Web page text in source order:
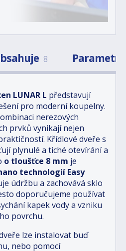
8 Parametry
LUNAR L představují
pro moderní koupelny.
nerezových
prvků vynikají nejen
Křídlové dveře s
plynulé a tiché otevírání a
o tloušťce 8 mm je
technologií Easy
údržbu a zachovává sklo
doporučujeme používat
kapek vody a vzniku
povrchu.
lze instalovat buď
nebo pomocí